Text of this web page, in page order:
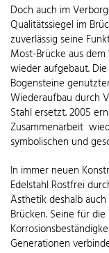
Doch auch im
Qualitätssiegel im
zuverlässig seine
Most-Brücke aus
wieder aufgebaut.
Bogensteine
Wiederaufbau durch
Stahl ersetzt. 2005
Zusammenarbeit
symbolischen und
In immer neuen
Edelstahl Rostfrei
Ästhetik deshalb
Brücken. Seine für
Generationen